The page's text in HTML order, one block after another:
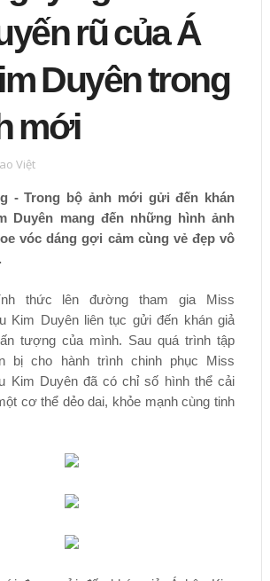
rũ của Á
Duyên trong
mới
Việt
- Trong bộ ảnh mới gửi đến khán
Duyên mang đến những hình ảnh
vóc dáng gợi cảm cùng vẻ đẹp vô
thức lên đường tham gia Miss
Kim Duyên liên tục gửi đến khán giả
tượng của mình. Sau quá trình tập
bị cho hành trình chinh phục Miss
Kim Duyên đã có chỉ số hình thể cải
cơ thể dẻo dai, khỏe mạnh cùng tinh